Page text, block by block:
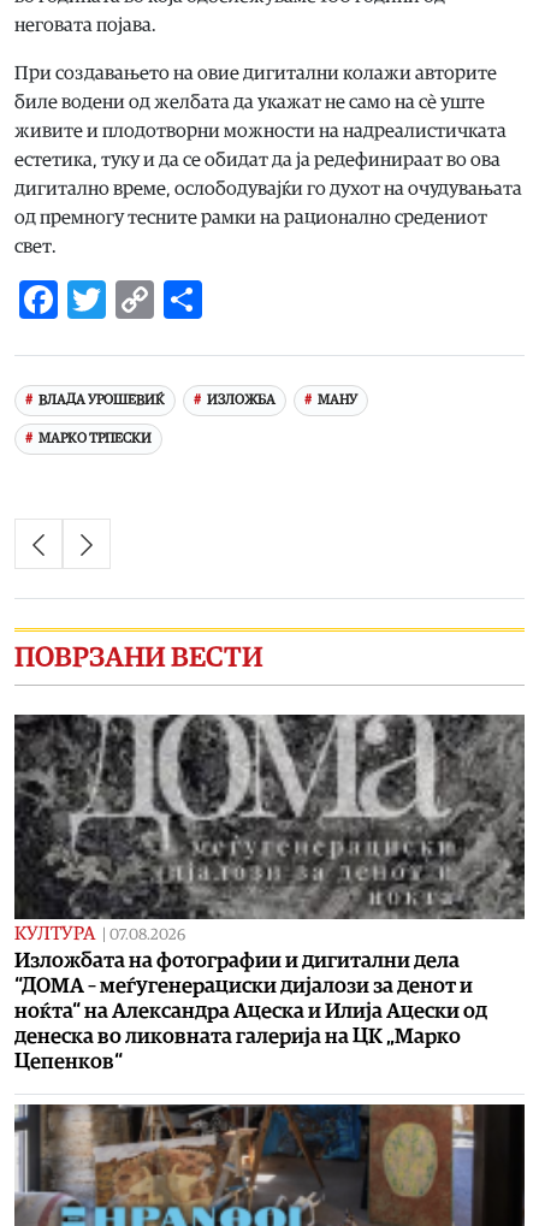
неговата појава.
При создавањето на овие дигитални колажи авторите
биле водени од желбата да укажат не само на сѐ уште
живите и плодотворни можности на надреалистичката
естетика, туку и да се обидат да ја редефинираат во ова
дигитално време, ослободувајќи го духот на очудувањата
од премногу тесните рамки на рационално средениот
свет.
Facebook
Twitter
Copy
ВЛАДА УРОШЕВИЌ ИЗЛОЖБА МАНУ
МАРКО ТРПЕСКИ
ПОВРЗАНИ ВЕСТИ
КУЛТУРА 07.08.2026
Изложбата на фотографии и дигитални дела
“ДОМА – меѓугенерациски дијалози за денот и
ноќта“ на Александра Ацеска и Илија Ацески од
денеска во ликовната галерија на ЦК „Марко
Цепенков“